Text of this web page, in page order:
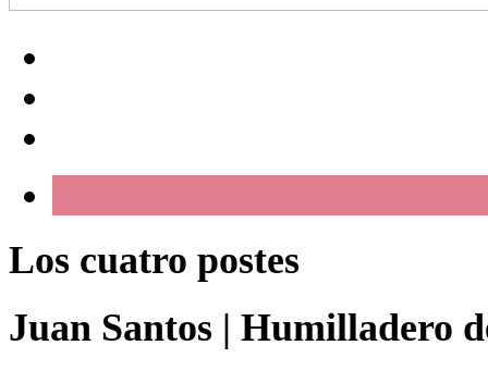
Los cuatro postes
Juan Santos | Humilladero